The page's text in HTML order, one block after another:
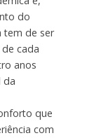
do
tem de ser
cada
anos
da
que
com